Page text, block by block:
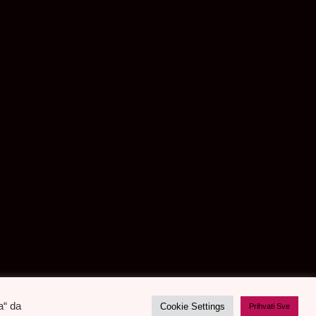
da
Cookie Settings Prihvati Sve